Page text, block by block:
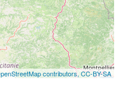
contributors, CC-BY-SA